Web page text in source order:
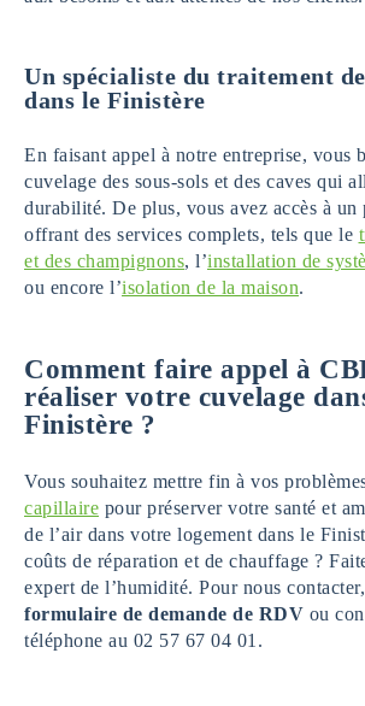
Un spécialiste du traitement
dans le Finistère
En faisant appel à notre entreprise, vous
cuvelage des sous-sols et des caves qui
durabilité. De plus, vous avez accès à un
offrant des services complets, tels que le
et des champignons, l’installation de
ou encore l’isolation de la maison.
Comment faire appel à
réaliser votre cuvelage
Finistère ?
Vous souhaitez mettre fin à vos
capillaire pour préserver votre santé et
de l’air dans votre logement dans le
coûts de réparation et de chauffage ?
expert de l’humidité. Pour nous contacter,
formulaire de demande de RDV ou
téléphone au 02 57 67 04 01.